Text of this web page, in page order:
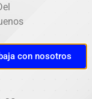
La
con nosotros